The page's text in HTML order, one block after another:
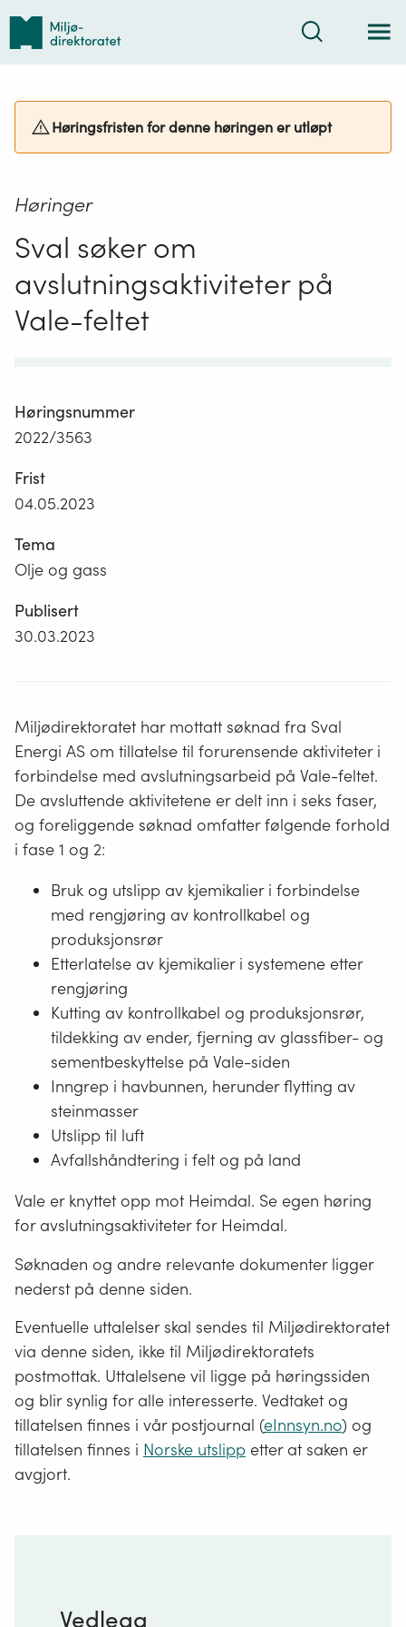
Tilbake
forsiden
Søk
Høringsfristen for denne høringen er utløpt
Høringer
Sval søker om
avslutningsaktiviteter på
Vale-feltet
Høringsnummer
2022/3563
Frist
04.05.2023
Tema
Olje og gass
Publisert
30.03.2023
Miljødirektoratet har mottatt søknad fra Sval
Energi AS om tillatelse til forurensende aktiviteter i
forbindelse med avslutningsarbeid på Vale-feltet.
De avsluttende aktivitetene er delt inn i seks faser,
og foreliggende søknad omfatter følgende forhold
i fase 1 og 2:
Bruk og utslipp av kjemikalier i forbindelse
med rengjøring av kontrollkabel og
produksjonsrør
Etterlatelse av kjemikalier i systemene etter
rengjøring
Kutting av kontrollkabel og produksjonsrør,
tildekking av ender, fjerning av glassfiber- og
sementbeskyttelse på Vale-siden
Inngrep i havbunnen, herunder flytting av
steinmasser
Utslipp til luft
Avfallshåndtering i felt og på land
Vale er knyttet opp mot Heimdal. Se egen høring
for avslutningsaktiviteter for Heimdal.
Søknaden og andre relevante dokumenter ligger
nederst på denne siden.
Eventuelle uttalelser skal sendes til Miljødirektoratet
via denne siden, ikke til Miljødirektoratets
postmottak. Uttalelsene vil ligge på høringssiden
og blir synlig for alle interesserte. Vedtaket og
tillatelsen finnes i vår postjournal (eInnsyn.no) og
tillatelsen finnes i Norske utslipp etter at saken er
avgjort.
Vedlegg